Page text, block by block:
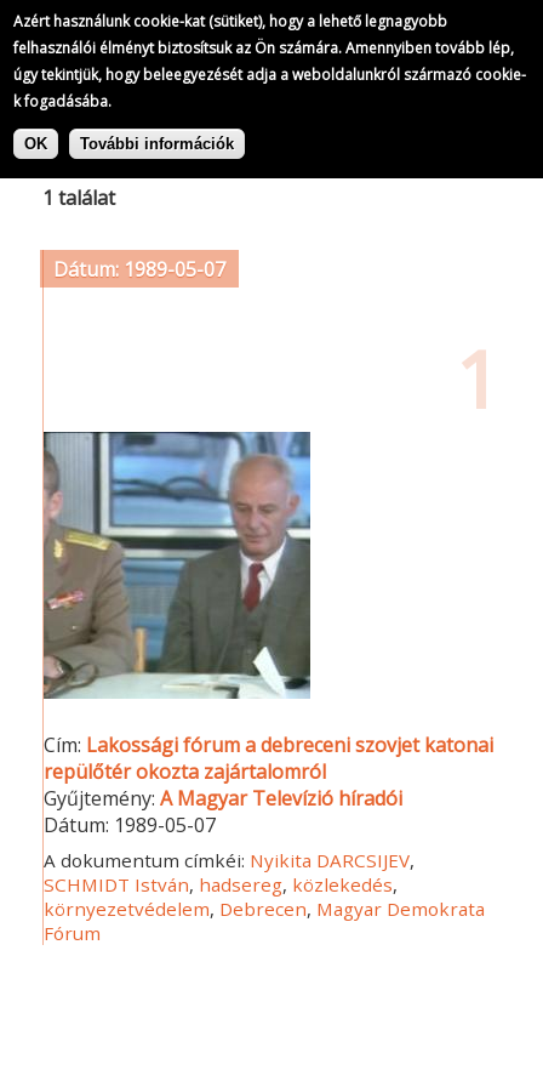
Azért használunk cookie-kat (sütiket), hogy a lehető legnagyobb
felhasználói élményt biztosítsuk az Ön számára. Amennyiben tovább lép,
úgy tekintjük, hogy beleegyezését adja a weboldalunkról származó cookie-
k fogadásába.
OK További információk
Ugrás
Címke: Nyikita DARCSIJEV
1 találat
Dátum: 1989-05-07
1
Cím: Lakossági fórum a debreceni szovjet katonai
repülőtér okozta zajártalomról
Gyűjtemény:A Magyar Televízió híradói
Dátum: 1989-05-07
A dokumentum címkéi: Nyikita DARCSIJEV,
SCHMIDT István, hadsereg, közlekedés,
környezetvédelem, Debrecen, Magyar Demokrata
Fórum